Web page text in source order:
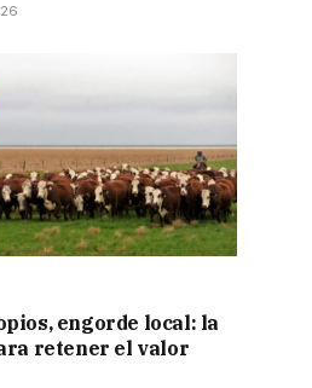
engorde local: la
retener el valor